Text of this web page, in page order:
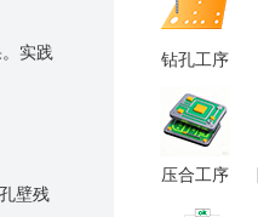
实践
壁残
钻孔工序
压合工序